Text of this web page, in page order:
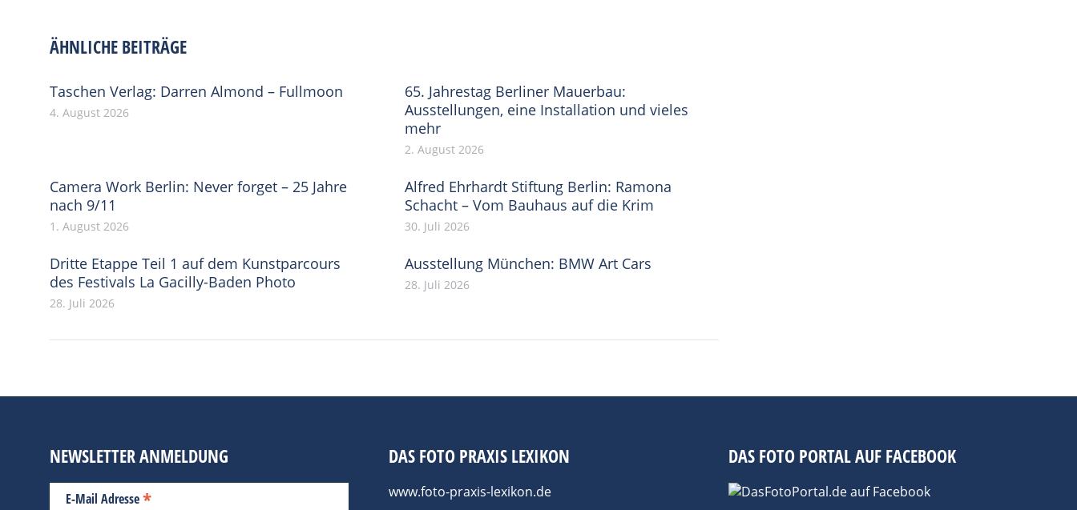
ÄHNLICHE BEITRÄGE
Taschen Verlag: Darren Almond – Fullmoon
4. August 2026
65. Jahrestag Berliner Mauerbau:
Ausstellungen, eine Installation und vieles
mehr
2. August 2026
Camera Work Berlin: Never forget – 25 Jahre
nach 9/11
1. August 2026
Alfred Ehrhardt Stiftung Berlin: Ramona
Schacht – Vom Bauhaus auf die Krim
30. Juli 2026
Dritte Etappe Teil 1 auf dem Kunstparcours
des Festivals La Gacilly-Baden Photo
28. Juli 2026
Ausstellung München: BMW Art Cars
28. Juli 2026
NEWSLETTER ANMELDUNG
E-Mail Adresse*
DAS FOTO PRAXIS LEXIKON
www.foto-praxis-lexikon.de
DAS FOTO PORTAL AUF FACEBOOK